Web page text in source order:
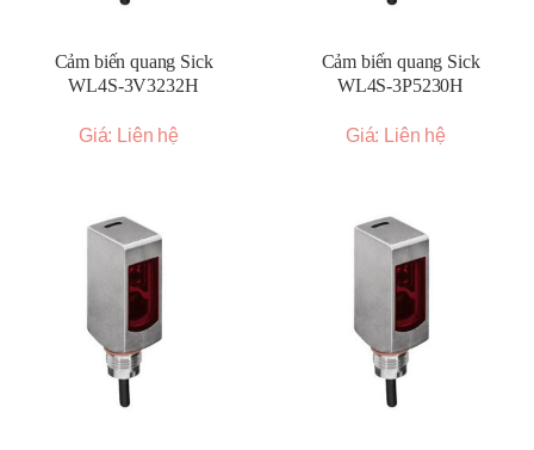
Cảm biến quang Sick
WL4S-3V3232H
Giá: Liên hệ
Cảm biến quang Sick
WL4S-3P5230H
Giá: Liên hệ